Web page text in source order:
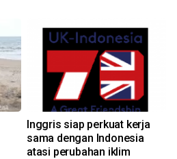
Inggris siap perkuat kerja
sama dengan Indonesia
atasi perubahan iklim